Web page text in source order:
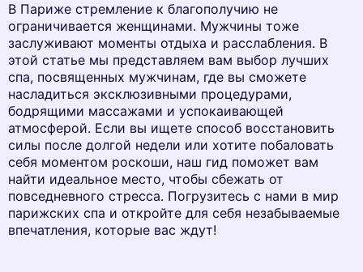
В Париже стремление к благополучию не
ограничивается женщинами. Мужчины тоже
заслуживают моменты отдыха и расслабления. В
этой статье мы представляем вам выбор лучших
спа, посвященных мужчинам, где вы сможете
насладиться эксклюзивными процедурами,
бодрящими массажами и успокаивающей
атмосферой. Если вы ищете способ восстановить
силы после долгой недели или хотите побаловать
себя моментом роскоши, наш гид поможет вам
найти идеальное место, чтобы сбежать от
повседневного стресса. Погрузитесь с нами в мир
парижских спа и откройте для себя незабываемые
впечатления, которые вас ждут!